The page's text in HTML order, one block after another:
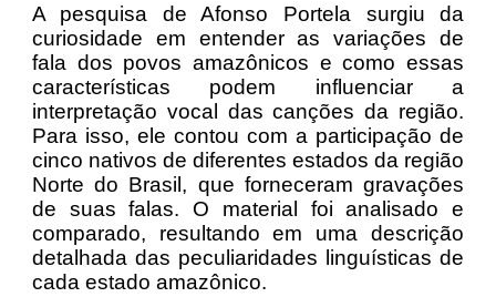
A pesquisa de Afonso Portela surgiu da
curiosidade em entender as variações de
fala dos povos amazônicos e como essas
características podem influenciar a
interpretação vocal das canções da região.
Para isso, ele contou com a participação de
cinco nativos de diferentes estados da região
Norte do Brasil, que forneceram gravações
de suas falas. O material foi analisado e
comparado, resultando em uma descrição
detalhada das peculiaridades linguísticas de
cada estado amazônico.